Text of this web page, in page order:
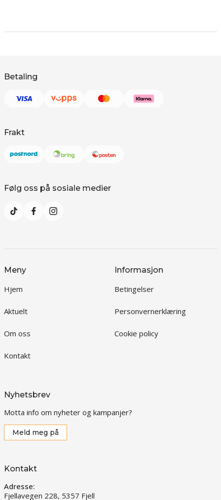
Betaling
Frakt
Følg oss på sosiale medier
Meny
Hjem
Aktuelt
Om oss
Kontakt
Informasjon
Betingelser
Personvernerklæring
Cookie policy
Nyhetsbrev
Motta info om nyheter og kampanjer?
Meld meg på
Kontakt
Adresse:
Fjellavegen 228, 5357 Fjell